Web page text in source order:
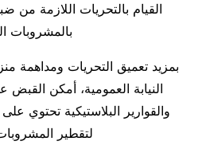
بالمشروبات
بمزيد تعميق التحريات ومداهمة
النيابة العمومية، أمكن
والقوارير البلاستيكية تحتوي
لتقطير